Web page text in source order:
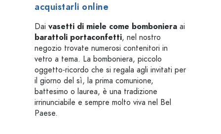
acquistarli online
Dai vasetti di miele come bomboniera ai
barattoli portaconfetti, nel nostro
negozio trovate numerosi contenitori in
vetro a tema. La bomboniera, piccolo
oggetto-ricordo che si regala agli invitati per
il giorno del sì, la prima comunione,
battesimo o laurea, è una tradizione
irrinunciabile e sempre molto viva nel Bel
Paese.